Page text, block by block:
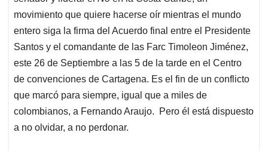
movimiento que quiere hacerse oír mientras el mundo
entero siga la firma del Acuerdo final entre el Presidente
Santos y el comandante de las Farc Timoleon Jiménez,
este 26 de Septiembre a las 5 de la tarde en el Centro
de convenciones de Cartagena. Es el fin de un conflicto
que marcó para siempre, igual que a miles de
colombianos, a Fernando Araujo. Pero él está dispuesto
a no olvidar, a no perdonar.